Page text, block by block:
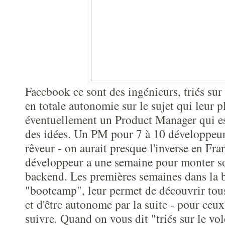
Facebook ce sont des ingénieurs, triés
en totale autonomie sur le sujet qui leur
éventuellement un Product Manager qui
des idées. Un PM pour 7 à 10
rêveur - on aurait presque l'inverse en
développeur a une semaine pour monter
backend. Les premières semaines dans la
"bootcamp", leur permet de découvrir
et d'être autonome par la suite - pour
suivre. Quand on vous dit "triés sur le